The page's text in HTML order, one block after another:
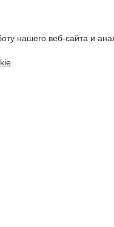
нашего веб-сайта и